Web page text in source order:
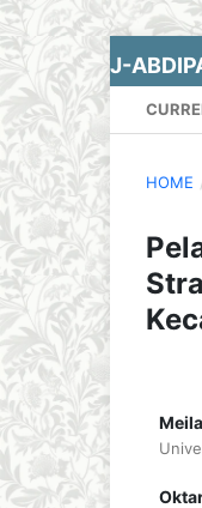
J-
HOME